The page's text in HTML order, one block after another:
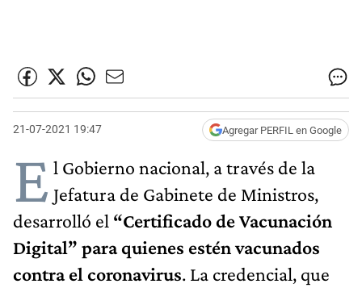
21-07-2021 19:47 Agregar PERFIL en Google
E l Gobierno nacional, a través de la
Jefatura de Gabinete de Ministros,
desarrolló el “Certificado de Vacunación
Digital” para quienes estén vacunados
contra el coronavirus. La credencial, que